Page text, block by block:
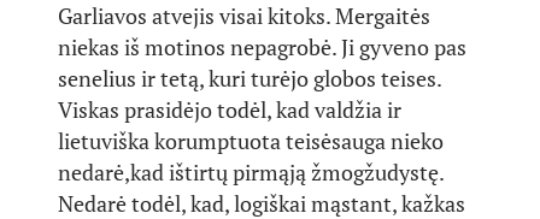
Garliavos atvejis visai kitoks. Mergaitės
niekas iš motinos nepagrobė. Ji gyveno pas
senelius ir tetą, kuri turėjo globos teises.
Viskas prasidėjo todėl, kad valdžia ir
lietuviška korumptuota teisėsauga nieko
nedarė,kad ištirtų pirmąją žmogžudystę.
Nedarė todėl, kad, logiškai mąstant, kažkas